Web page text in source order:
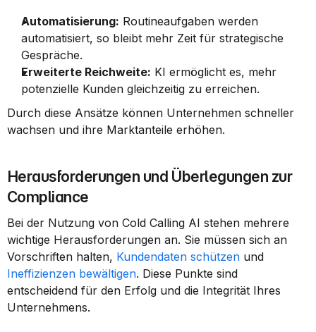
Automatisierung: Routineaufgaben werden
automatisiert, so bleibt mehr Zeit für strategische
Gespräche.
Erweiterte Reichweite: KI ermöglicht es, mehr
potenzielle Kunden gleichzeitig zu erreichen.
Durch diese Ansätze können Unternehmen schneller
wachsen und ihre Marktanteile erhöhen.
Herausforderungen und Überlegungen zur
Compliance
Bei der Nutzung von Cold Calling AI stehen mehrere
wichtige Herausforderungen an. Sie müssen sich an
Vorschriften halten, Kundendaten schützen
Ineffizienzen bewältigen. Diese Punkte sind
entscheidend für den Erfolg und die Integrität Ihres
Unternehmens.